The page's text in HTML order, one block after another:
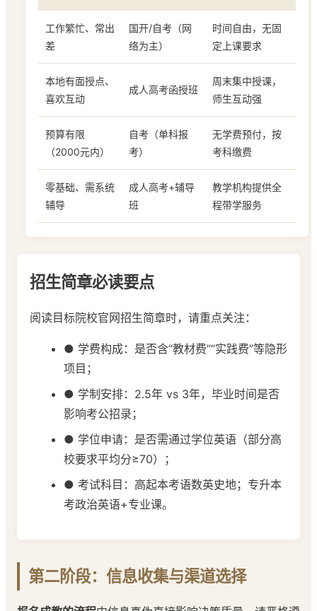
工作繁忙、常出
差
国开/自考（网
络为主）
时间自由，无固
定上课要求
本地有面授点、
喜欢互动
成人高考函授班
周末集中授课，
师生互动强
预算有限
（2000元内）
自考（单科报
考）
无学费预付，按
考科缴费
零基础、需系统
辅导
成人高考+辅导
班
教学机构提供全
程带学服务
招生简章必读要点
阅读目标院校官网招生简章时，请重点关注：
● 学费构成：是否含“教材费”“实践费”等隐形
项目；
● 学制安排：2.5年 vs 3年，毕业时间是否
影响考公招录；
● 学位申请：是否需通过学位英语（部分高
校要求平均分≥70）；
● 考试科目：高起本考语数英史地；专升本
考政治英语+专业课。
第二阶段：信息收集与渠道选择